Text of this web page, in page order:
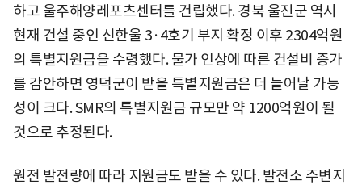
하고 울주해양레포츠센터를 건립했다. 경북 울진군 역시
현재 건설 중인 신한울 3·4호기 부지 확정 이후 2304억원
의 특별지원금을 수령했다. 물가 인상에 따른 건설비 증가
를 감안하면 영덕군이 받을 특별지원금은 더 늘어날 가능
성이 크다. SMR의 특별지원금 규모만 약 1200억원이 될
것으로 추정된다.
원전 발전량에 따라 지원금도 받을 수 있다. 발전소 주변지